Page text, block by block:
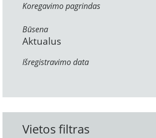
Koregavimo pagrindas
Būsena
Aktualus
Išregistravimo data
Vietos filtras